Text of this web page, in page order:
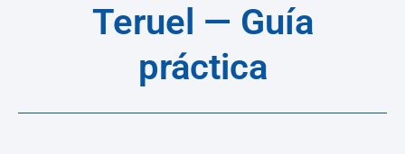
Teruel — Guía
práctica